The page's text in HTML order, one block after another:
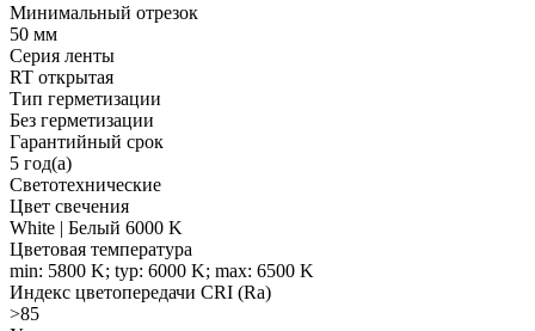
Минимальный отрезок
50 мм
Серия ленты
RT открытая
Тип герметизации
Без герметизации
Гарантийный срок
5 год(а)
Светотехнические
Цвет свечения
White | Белый 6000 K
Цветовая температура
min: 5800 K; typ: 6000 K; max: 6500 K
Индекс цветопередачи CRI (Ra)
>85